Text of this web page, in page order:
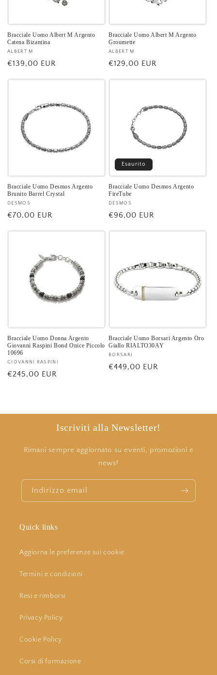
Bracciale Uomo Albert M Argento
Catena Bizantina
Fornitore:
ALBERT M
Prezzo
€139,00 EUR
Bracciale Uomo Albert M Argento
Groumette
Fornitore:
ALBERT M
Prezzo
€129,00 EUR
Bracciale Uomo Desmos Argento
Brunito Barrel Crystal
Fornitore:
DESMOS
Prezzo
€70,00 EUR
Esaurito
Bracciale Uomo Desmos Argento
FireTube
Fornitore:
DESMOS
Prezzo
€96,00 EUR
Bracciale Uomo Donna Argento
Giovanni Raspini Bond Onice Piccolo
10696
Fornitore:
GIOVANNI RASPINI
Prezzo
€245,00 EUR
Bracciale Uomo Borsari Argento Oro
Giallo RIALTO30AY
Fornitore:
BORSARI
Prezzo
€449,00 EUR
Iscriviti alla Newsletter!
Rimani sempre aggiornato su eventi, promozioni e
news!
Indirizzo email
Quick links
Aggiorna le preferenze sui cookie
Termini e condizioni
Resi e rimborsi
Privacy Policy
Cookie Policy
Corsi di formazione